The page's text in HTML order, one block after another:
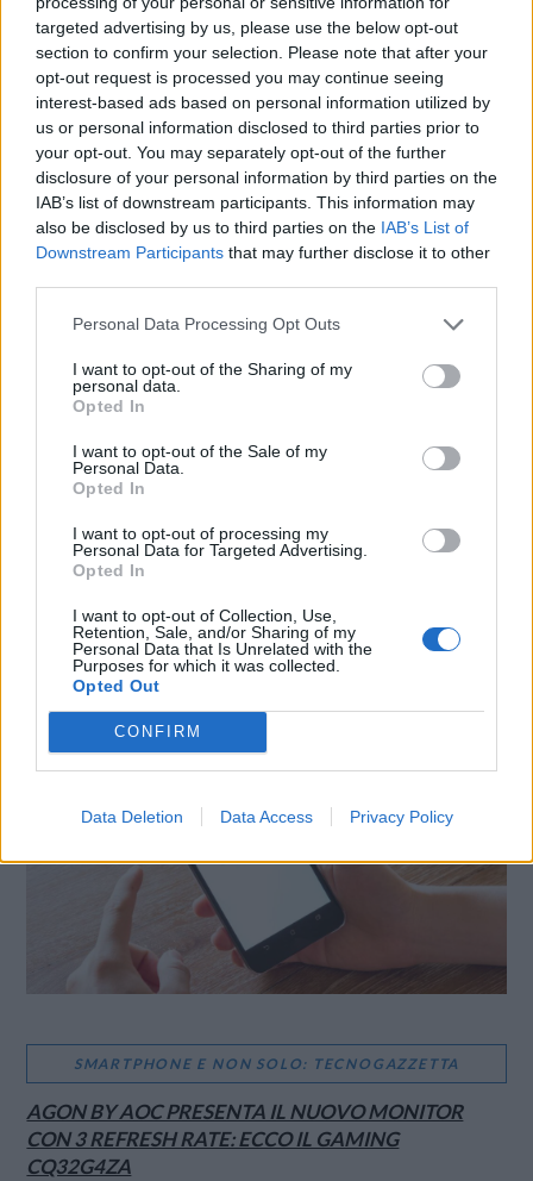
targeted advertising by us, please use the below opt-out
section to confirm your selection. Please note that after your
opt-out request is processed you may continue seeing
interest-based ads based on personal information utilized by
us or personal information disclosed to third parties prior to
your opt-out. You may separately opt-out of the further
disclosure of your personal information by third parties on the
IAB’s list of downstream participants. This information may
also be disclosed by us to third parties on the IAB’s List of
Downstream Participants that may further disclose it to other
Personal Data Processing Opt Outs
I want to opt-out of the Sharing of my
personal data.
Opted In
I want to opt-out of the Sale of my
Personal Data.
Opted In
I want to opt-out of processing my
Personal Data for Targeted Advertising.
Opted In
I want to opt-out of Collection, Use,
Retention, Sale, and/or Sharing of my
Personal Data that Is Unrelated with the
Purposes for which it was collected.
Opted Out
CONFIRM
Data Deletion Data Access Privacy Policy
Utile netto della controllante: 985 milioni di euro
rispetto a -902 milioni di euro dei primi nove mesi del 2013
che scontava la svalutazione dell’avviamento
Indebitamento finanziario netto rettificato: 26.572
milioni di euro
, in riduzione di quasi 0,8 miliardi di euro
rispetto al 30 giugno 2014
Margine di liquidità al 30 settembre 2014:12,3 miliardi di
euro , permette una copertura delle scadenze oltre i prossimi
24 mesi
Dettagli sutelecomitalia.it
CONDIVIDI QUESTO ARTICOLO:
X
WhatsApp Stampa
LE MIGLIORI OFFERTE AMAZON
SMARTPHONE E NON SOLO: TECNOGAZZETTA
AGON BY AOC PRESENTA IL NUOVO MONITOR
CON 3 REFRESH RATE: ECCO IL GAMING
CQ32G4ZA